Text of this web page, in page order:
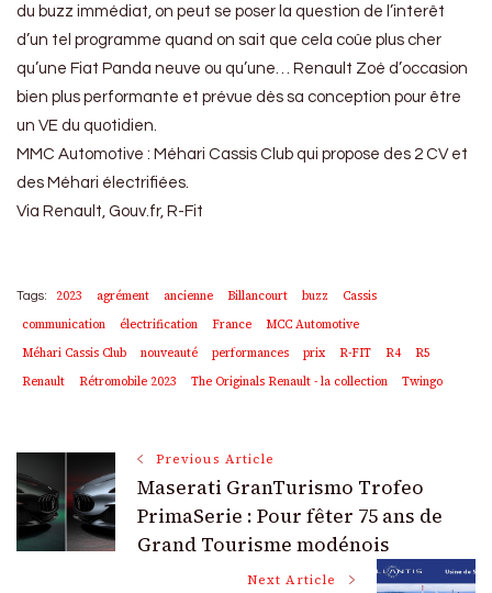
du buzz immédiat, on peut se poser la question de l’interêt
d’un tel programme quand on sait que cela coûe plus cher
qu’une Fiat Panda neuve ou qu’une… Renault Zoé d’occasion
bien plus performante et prévue dès sa conception pour être
un VE du quotidien.
MMC Automotive : Méhari Cassis Club qui propose des 2 CV et
des Méhari électrifiées.
Via Renault, Gouv.fr, R-Fit
Tags: 2023 agrément ancienne Billancourt buzz
Cassis
communication
électrification France
MCC Automotive
Méhari Cassis Club
nouveauté performances prix R-FIT R4
R5
Renault
Rétromobile 2023 The Originals Renault - la collection Twingo
Post
Navigation
Previous Article
Maserati GranTurismo Trofeo
PrimaSerie : Pour fêter 75 ans de
Grand Tourisme modénois
Next Article